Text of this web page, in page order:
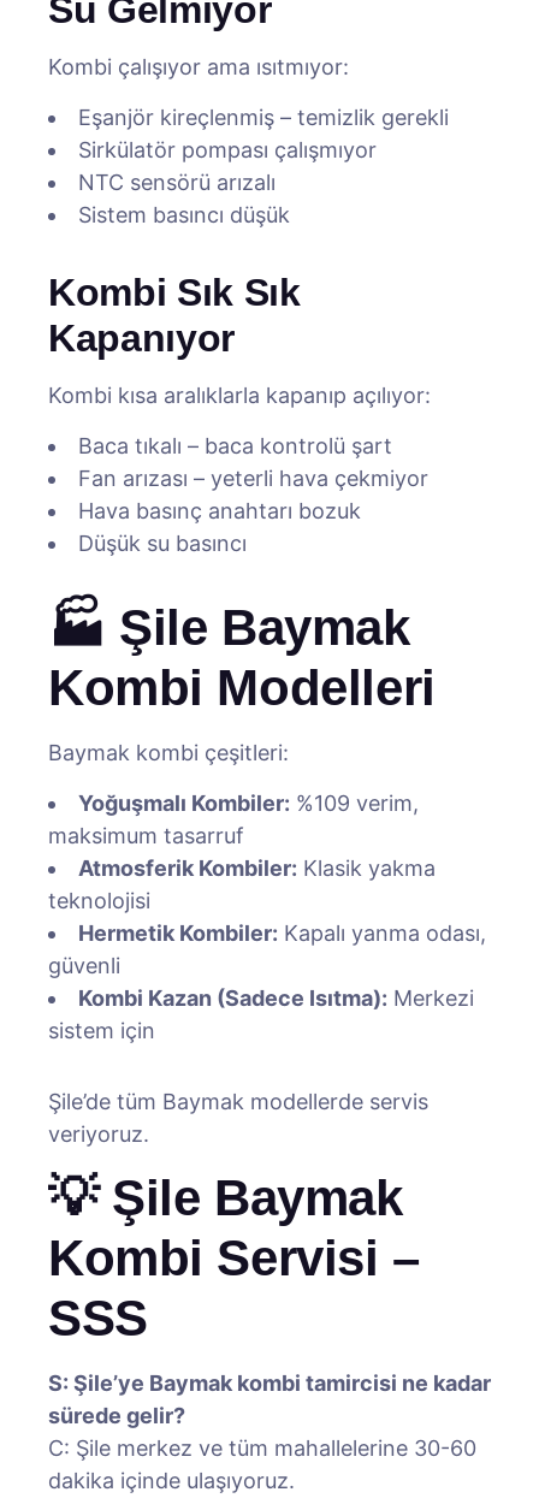
Su Gelmiyor
Kombi çalışıyor ama ısıtmıyor:
Eşanjör kireçlenmiş – temizlik gerekli
Sirkülatör pompası çalışmıyor
NTC sensörü arızalı
Sistem basıncı düşük
Kombi Sık Sık
Kapanıyor
Kombi kısa aralıklarla kapanıp açılıyor:
Baca tıkalı – baca kontrolü şart
Fan arızası – yeterli hava çekmiyor
Hava basınç anahtarı bozuk
Düşük su basıncı
🏭 Şile Baymak
Kombi Modelleri
Baymak kombi çeşitleri:
Yoğuşmalı Kombiler: %109 verim,
maksimum tasarruf
Atmosferik Kombiler: Klasik yakma
teknolojisi
Hermetik Kombiler: Kapalı yanma odası,
güvenli
Kombi Kazan (Sadece Isıtma): Merkezi
sistem için
Şile’de tüm Baymak modellerde servis
veriyoruz.
💡 Şile Baymak
Kombi Servisi –
SSS
S: Şile’ye Baymak kombi tamircisi ne kadar
sürede gelir?
C: Şile merkez ve tüm mahallelerine 30-60
dakika içinde ulaşıyoruz.